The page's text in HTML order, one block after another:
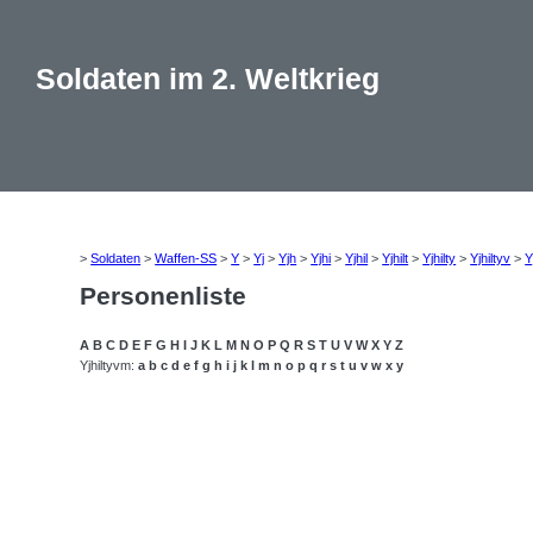
Soldaten im 2. Weltkrieg
>Soldaten >Waffen-SS >Y >Yj >Yjh >Yjhi >Yjhil >Yjhilt >Yjhilty >Yjhiltyv >
Personenliste
A B C D E F G H I J K L M N O P Q R S T U V W X Y Z
Yjhiltyvm:a b c d e f g h i j k l m n o p q r s t u v w x y